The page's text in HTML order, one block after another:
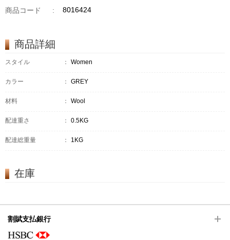
商品コード : 8016424
商品詳細
スタイル ： Women
カラー ： GREY
材料 ： Wool
配達重さ ： 0.5KG
配達総重量 ： 1KG
在庫
割賦支払銀行